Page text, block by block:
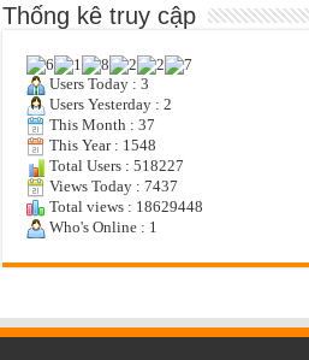
Thống kê truy cập
Users Today : 3
Users Yesterday : 2
This Month : 37
This Year : 1548
Total Users : 518227
Views Today : 7437
Total views : 18629448
Who's Online : 1